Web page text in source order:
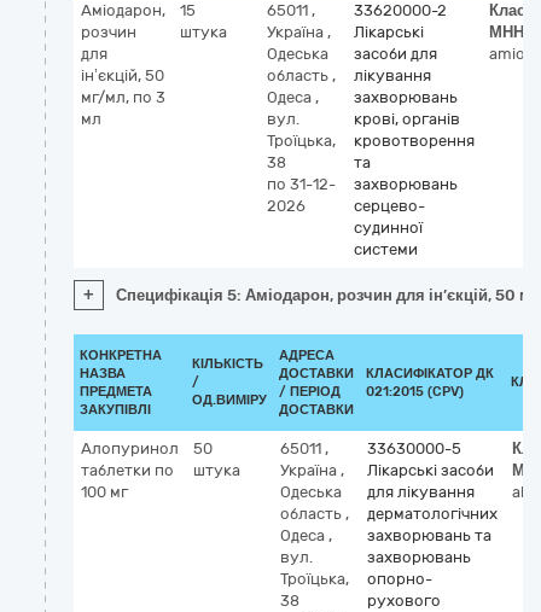
Аміодарон,
розчин
для
ін’єкцій, 50
мг/мл, по 3
мл
15
штука
65011 ,
Україна ,
Одеська
область ,
Одеса ,
вул.
Троїцька,
38
по 31-12-
2026
33620000-2
Лікарські
засоби для
лікування
захворювань
крові, органів
кровотворення
та
захворювань
серцево-
судинної
системи
МНН
+ Специфікація 5: Аміодарон, розчин для ін’єкцій, 50
КОНКРЕТНА
НАЗВА
ПРЕДМЕТА
ЗАКУПІВЛІ
КІЛЬКІСТЬ
/
ОД.ВИМІРУ
АДРЕСА
ДОСТАВКИ
/ ПЕРІОД
ДОСТАВКИ
КЛАСИФІКАТОР ДК
021:2015 (CPV)
Алопуринол
таблетки по
100 мг
50
штука
65011 ,
Україна ,
Одеська
область ,
Одеса ,
вул.
Троїцька,
38
33630000-5
Лікарські засоби
для лікування
дерматологічних
захворювань та
захворювань
опорно-
рухового